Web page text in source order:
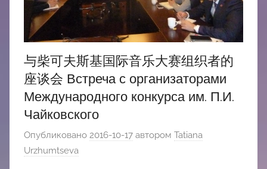
与柴可夫斯基国际音乐大赛组织者的
座谈会 Встреча с организаторами
Международного конкурса им. П.И.
Чайковского
Опубликовано 2016-10-17 автором Tatiana
Urzhumtseva